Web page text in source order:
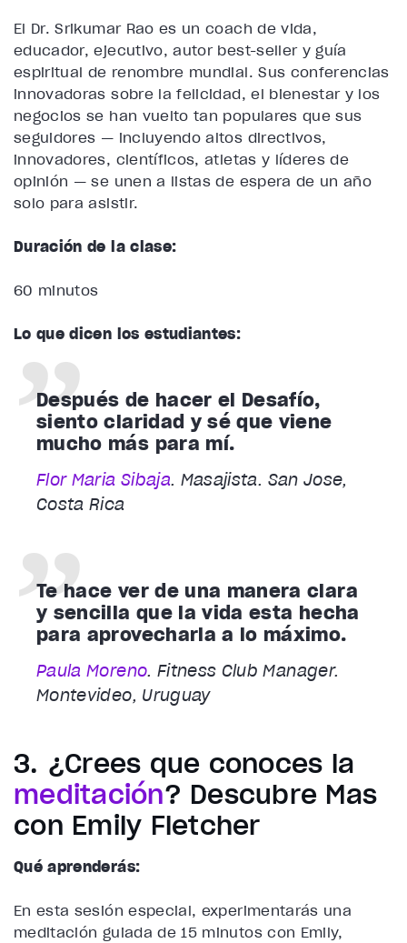
El Dr. Srikumar Rao es un coach de vida,
educador, ejecutivo, autor best-seller y guía
espiritual de renombre mundial. Sus conferencias
innovadoras sobre la felicidad, el bienestar y los
negocios se han vuelto tan populares que sus
seguidores — incluyendo altos directivos,
innovadores, científicos, atletas y líderes de
opinión — se unen a listas de espera de un año
solo para asistir.
Duración de la clase:
60 minutos
Lo que dicen los estudiantes:
Después de hacer el Desafío,
siento claridad y sé que viene
mucho más para mí.
Flor Maria Sibaja. Masajista. San Jose,
Costa Rica
Te hace ver de una manera clara
y sencilla que la vida esta hecha
para aprovecharla a lo máximo.
Paula Moreno. Fitness Club Manager.
Montevideo, Uruguay
3. ¿Crees que conoces la
meditación? Descubre Más
con Emily Fletcher
Qué aprenderás:
En esta sesión especial, experimentarás una
meditación guiada de 15 minutos con Emily,